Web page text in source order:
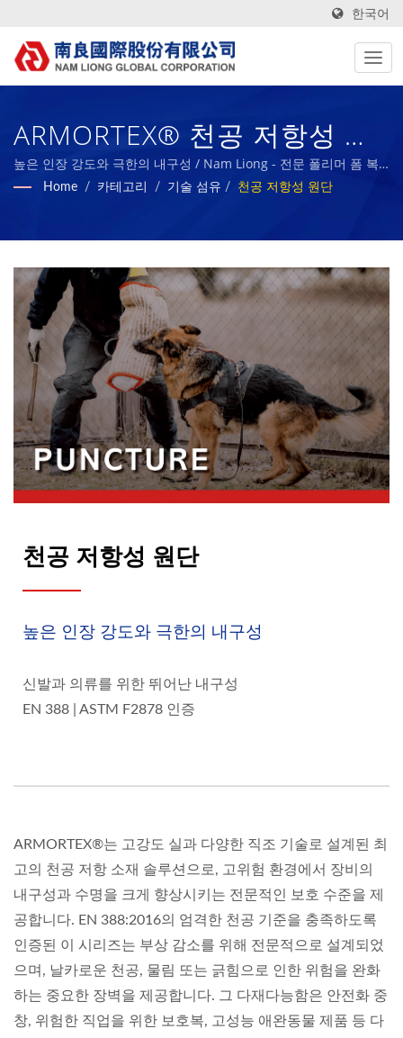
한국어
ARMORTEX® 천공 저항성 원
단. / Nam Liong - 전문 폴리머
높은 인장 강도와 극한의 내구성 / Nam Liong - 전문 폴리머 폼 복
합재 제조업체.
Home / 카테고리 / 기술 섬유 / 천공 저항성 원단
천공 저항성 원단
높은 인장 강도와 극한의 내구성
신발과 의류를 위한 뛰어난 내구성
EN 388 | ASTM F2878 인증
ARMORTEX®는 고강도 실과 다양한 직조 기술로 설계된 최
고의 천공 저항 소재 솔루션으로, 고위험 환경에서 장비의
내구성과 수명을 크게 향상시키는 전문적인 보호 수준을 제
공합니다. EN 388:2016의 엄격한 천공 기준을 충족하도록
인증된 이 시리즈는 부상 감소를 위해 전문적으로 설계되었
으며, 날카로운 천공, 물림 또는 긁힘으로 인한 위험을 완화
하는 중요한 장벽을 제공합니다. 그 다재다능함은 안전화 중
창, 위험한 직업을 위한 보호복, 고성능 애완동물 제품 등 다